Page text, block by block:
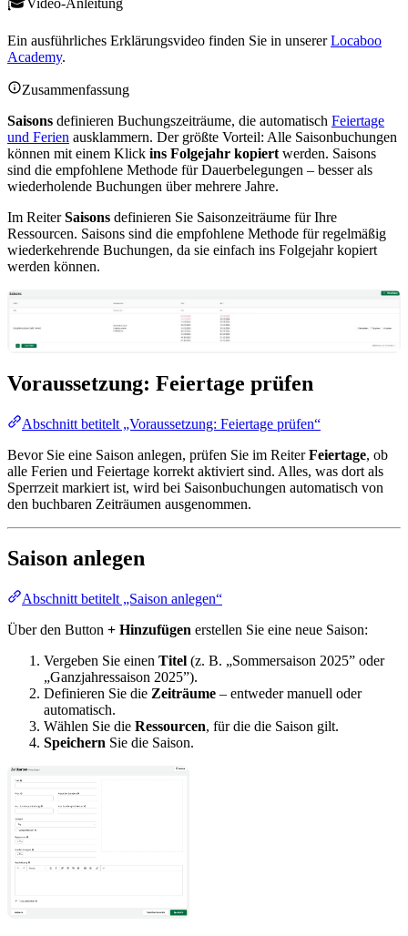
Ein ausführliches Erklärungsvideo finden Sie in unsererLocaboo
Academy.
Zusammenfassung
Saisons definieren Buchungszeiträume, die automatisch Feiertage
und Ferien ausklammern. Der größte Vorteil: Alle Saisonbuchungen
können mit einem Klick ins Folgejahr kopiert werden. Saisons
sind die empfohlene Methode für Dauerbelegungen – besser als
wiederholende Buchungen über mehrere Jahre.
Im ReiterSaisons definieren Sie Saisonzeiträume für Ihre
Ressourcen. Saisons sind die empfohlene Methode für regelmäßig
wiederkehrende Buchungen, da sie einfach ins Folgejahr kopiert
werden können.
Voraussetzung: Feiertage prüfen
Abschnitt betitelt „Voraussetzung: Feiertage prüfen“
Bevor Sie eine Saison anlegen, prüfen Sie im ReiterFeiertage, ob
alle Ferien und Feiertage korrekt aktiviert sind. Alles, was dort als
Sperrzeit markiert ist, wird bei Saisonbuchungen automatisch von
den buchbaren Zeiträumen ausgenommen.
Saison anlegen
Abschnitt betitelt „Saison anlegen“
Über den Button + Hinzufügen erstellen Sie eine neue Saison:
Vergeben Sie einen Titel (z. B. „Sommersaison 2025” oder
„Ganzjahressaison 2025”).
Definieren Sie die Zeiträume – entweder manuell oder
automatisch.
Wählen Sie die Ressourcen, für die die Saison gilt.
Speichern Sie die Saison.